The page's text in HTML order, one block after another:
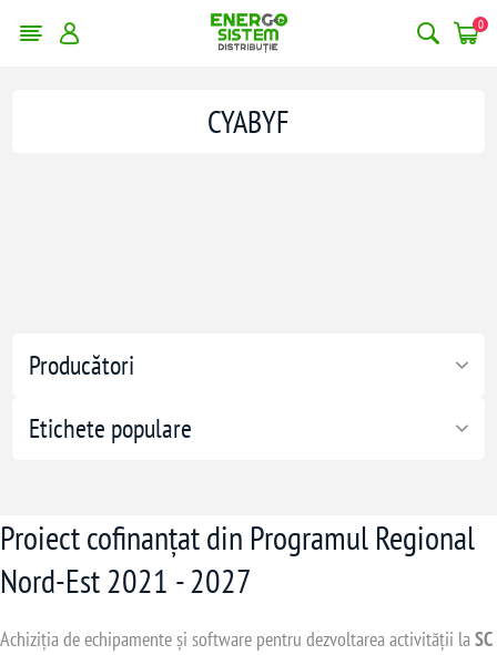
0
Producători
Etichete populare
CYABYF
Proiect cofinanțat din Programul Regional
Nord-Est 2021 - 2027
Achiziția de echipamente și software pentru dezvoltarea activității laSC